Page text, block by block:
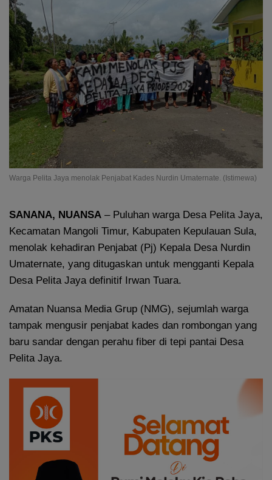
Warga Pelita Jaya menolak Penjabat Kades Nurdin Umaternate. (Istimewa)
SANANA, NUANSA – Puluhan warga Desa Pelita Jaya,
Kecamatan Mangoli Timur, Kabupaten Kepulauan Sula,
menolak kehadiran Penjabat (Pj) Kepala Desa Nurdin
Umaternate, yang ditugaskan untuk mengganti Kepala
Desa Pelita Jaya definitif Irwan Tuara.
Amatan Nuansa Media Grup (NMG), sejumlah warga
tampak mengusir penjabat kades dan rombongan yang
baru sandar dengan perahu fiber di tepi pantai Desa
Pelita Jaya.